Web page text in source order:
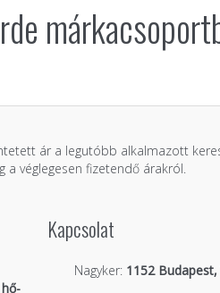
ár a legutóbb alkalmazott
a véglegesen fizetendő árakról.
Kapcsolat
Nagyker: 1152